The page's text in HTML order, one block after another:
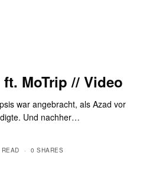
ft. MoTrip // Video
war angebracht, als Azad vor
Und nachher…
0 SHARES